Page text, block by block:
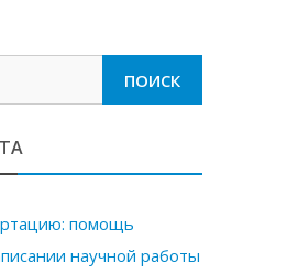
помощь
научной работы